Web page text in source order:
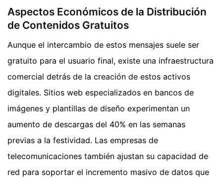
Aspectos Económicos de la Distribución
de Contenidos Gratuitos
Aunque el intercambio de estos mensajes suele ser
gratuito para el usuario final, existe una infraestructura
comercial detrás de la creación de estos activos
digitales. Sitios web especializados en bancos de
imágenes y plantillas de diseño experimentan un
aumento de descargas del 40% en las semanas
previas a la festividad. Las empresas de
telecomunicaciones también ajustan su capacidad de
red para soportar el incremento masivo de datos que